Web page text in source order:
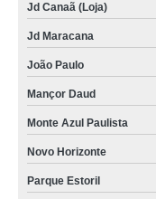
Jd Canaã (Loja)
Jd Maracana
João Paulo
Mançor Daud
Monte Azul Paulista
Novo Horizonte
Parque Estoril